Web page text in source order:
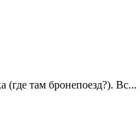
там бронепоезд?). Вс...